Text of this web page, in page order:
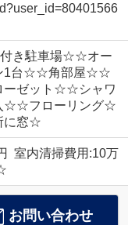
き駐車場☆☆オー
1台☆☆角部屋☆☆
ゼット☆☆シャワ
フローリング☆
に窓☆
室内清掃費用:10万
お問い合わせ